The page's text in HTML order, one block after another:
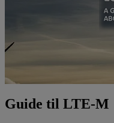
Guide til LTE-M